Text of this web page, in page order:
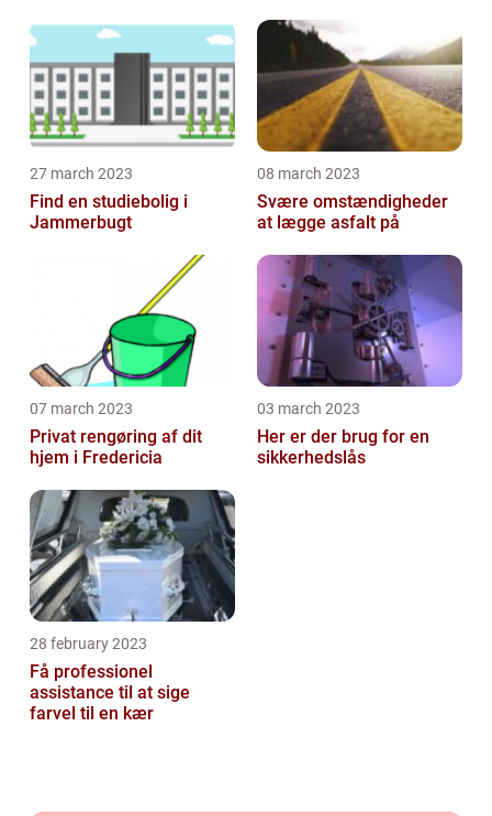
27 march 2023
Find en studiebolig i
Jammerbugt
08 march 2023
Svære omstændigheder
at lægge asfalt på
07 march 2023
Privat rengøring af dit
hjem i Fredericia
03 march 2023
Her er der brug for en
sikkerhedslås
28 february 2023
Få professionel
assistance til at sige
farvel til en kær